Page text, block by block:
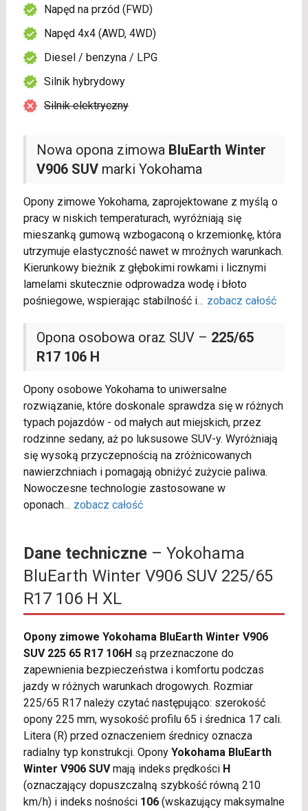
Nowa opona zimowa BluEarth Winter
V906 SUVmarki Yokohama
Opony zimowe Yokohama, zaprojektowane z myślą o
pracy w niskich temperaturach, wyróżniają się
mieszanką gumową wzbogaconą o krzemionkę, która
utrzymuje elastyczność nawet w mroźnych warunkach.
Kierunkowy bieżnik z głębokimi rowkami i licznymi
lamelami skutecznie odprowadza wodę i błoto
pośniegowe, wspierając stabilność i... zobacz całość
Opona osobowa oraz SUV – 225/65
R17 106 H
Opony osobowe Yokohama to uniwersalne
rozwiązanie, które doskonale sprawdza się w różnych
typach pojazdów - od małych aut miejskich, przez
rodzinne sedany, aż po luksusowe SUV-y. Wyróżniają
się wysoką przyczepnością na zróżnicowanych
nawierzchniach i pomagają obniżyć zużycie paliwa.
Nowoczesne technologie zastosowane w
oponach... zobacz całość
Napęd na przód (FWD)
Napęd 4x4 (AWD, 4WD)
Diesel / benzyna / LPG
Silnik hybrydowy
Silnik elektryczny
Dane techniczne– Yokohama
BluEarth Winter V906 SUV 225/65
R17 106 H XL
Opony zimowe Yokohama BluEarth Winter V906
SUV 225 65 R17 106Hsą przeznaczone do
zapewnienia bezpieczeństwa i komfortu podczas
jazdy w różnych warunkach drogowych. Rozmiar
225/65 R17 należy czytać następująco: szerokość
opony 225 mm, wysokość profilu 65 i średnica 17 cali.
Litera (R) przed oznaczeniem średnicy oznacza
radialny typ konstrukcji. Opony Yokohama BluEarth
Winter V906 SUVmają indeks prędkości H
(oznaczający dopuszczalną szybkość równą 210
km/h) i indeks nośności 106(wskazujący maksymalne